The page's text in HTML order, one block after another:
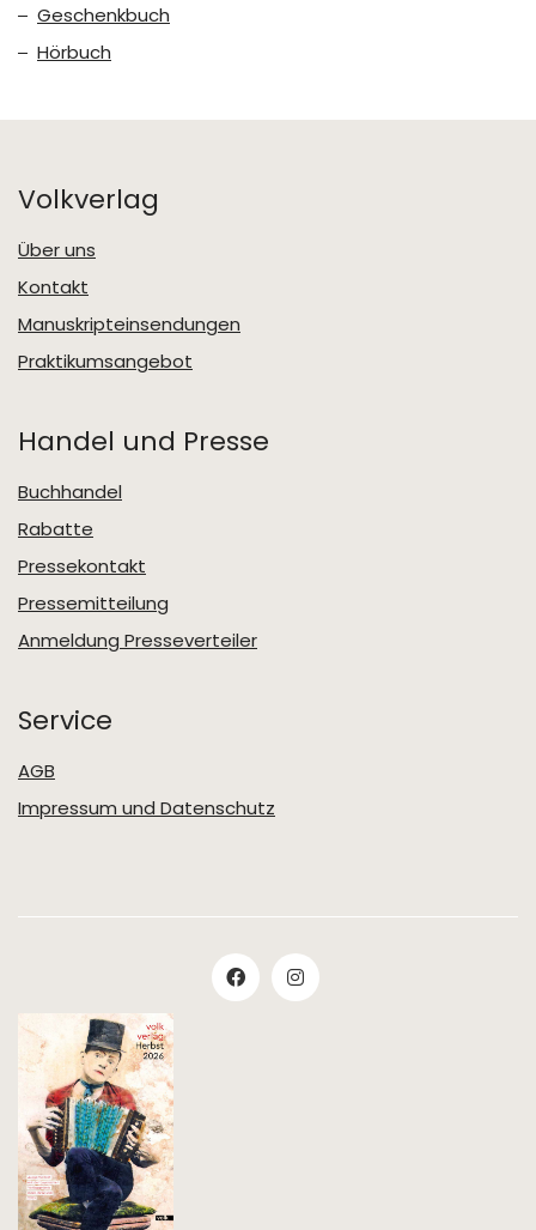
Geschenkbuch
Hörbuch
Volkverlag
Über uns
Kontakt
Manuskripteinsendungen
Praktikumsangebot
Handel und Presse
Buchhandel
Rabatte
Pressekontakt
Pressemitteilung
Anmeldung Presseverteiler
Service
AGB
Impressum und Datenschutz